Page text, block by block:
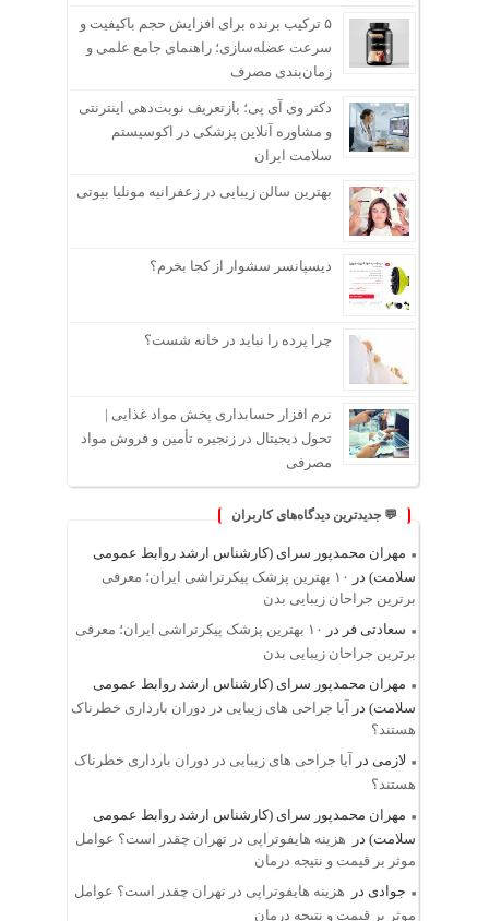
۵ ترکیب برنده برای افزایش حجم باکیفیت و
سرعت عضله‌سازی؛ راهنمای جامع علمی و
زمان‌بندی مصرف
دکتر وی آی پی؛ بازتعریف نوبت‌دهی اینترنتی
و مشاوره آنلاین پزشکی در اکوسیستم
سلامت ایران
بهترین سالن زیبایی در زعفرانیه مونلیا بیوتی
دیسپانسر سشوار از کجا بخرم؟
چرا پرده را نباید در خانه شست؟
نرم افزار حسابداری پخش مواد غذایی |
تحول دیجیتال در زنجیره تأمین و فروش مواد
مصرفی
💬 جدیدترین دیدگاه‌های کاربران
مهران محمدپور سرای (کارشناس ارشد روابط عمومی
سلامت) در
۱۰ بهترین پزشک پیکرتراشی ایران؛ معرفی
برترین جراحان زیبایی بدن
سعادتی فر در
۱۰ بهترین پزشک پیکرتراشی ایران؛ معرفی
برترین جراحان زیبایی بدن
مهران محمدپور سرای (کارشناس ارشد روابط عمومی
سلامت) در
آیا جراحی های زیبایی در دوران بارداری خطرناک
هستند؟
لازمی در
آیا جراحی های زیبایی در دوران بارداری خطرناک
هستند؟
مهران محمدپور سرای (کارشناس ارشد روابط عمومی
سلامت) در
هزینه هایفوتراپی در تهران چقدر است؟ عوامل
موثر بر قیمت و نتیجه درمان
جوادی در
هزینه هایفوتراپی در تهران چقدر است؟ عوامل
موثر بر قیمت و نتیجه درمان